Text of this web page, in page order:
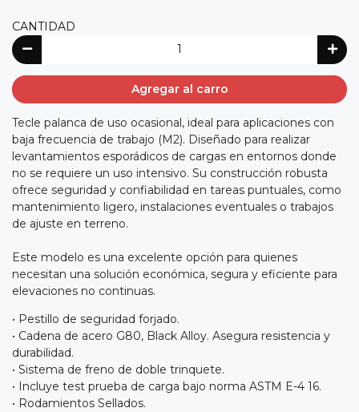
CANTIDAD
Agregar al carro
Tecle palanca de uso ocasional, ideal para aplicaciones con
baja frecuencia de trabajo (M2). Diseñado para realizar
levantamientos esporádicos de cargas en entornos donde
no se requiere un uso intensivo. Su construcción robusta
ofrece seguridad y confiabilidad en tareas puntuales, como
mantenimiento ligero, instalaciones eventuales o trabajos
de ajuste en terreno.
Este modelo es una excelente opción para quienes
necesitan una solución económica, segura y eficiente para
elevaciones no continuas.
• Pestillo de seguridad forjado.
• Cadena de acero G80, Black Alloy. Asegura resistencia y
durabilidad.
• Sistema de freno de doble trinquete.
• Incluye test prueba de carga bajo norma ASTM E-4 16.
• Rodamientos Sellados.